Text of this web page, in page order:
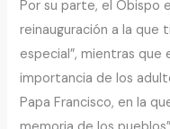
Por su parte, el Obispo
reinauguración a la que
especial”, mientras que
importancia de los
Papa Francisco, en la